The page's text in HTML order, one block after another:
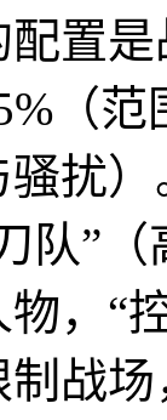
置
（
骚扰
队”
，“
战